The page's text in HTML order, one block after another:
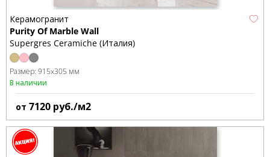
Керамогранит
Purity Of Marble Wall
Supergres Ceramiche (Италия)
Размер: 915x305 мм
В наличии
от 7120 руб./м2